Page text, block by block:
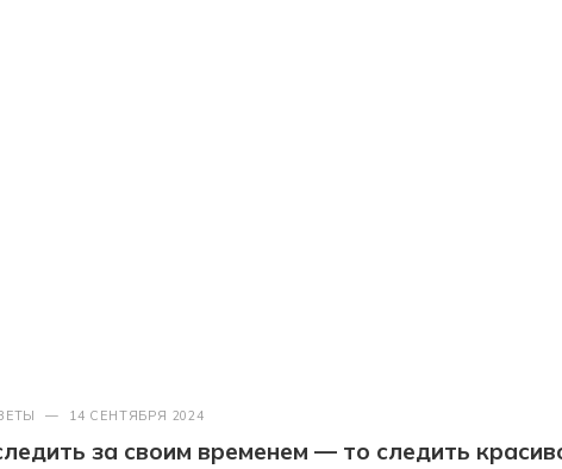
— 14 СЕНТЯБРЯ 2024
за своим временем — то следить